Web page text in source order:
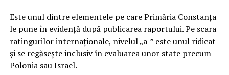
Este unul dintre elementele pe care Primăria Constanța
le pune în evidență după publicarea raportului. Pe scara
ratingurilor internaționale, nivelul „a-” este unul ridicat
și se regăsește inclusiv în evaluarea unor state precum
Polonia sau Israel.